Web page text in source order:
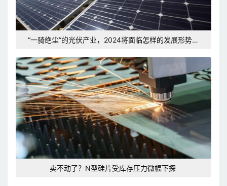
“一骑绝尘”的光伏产业，2024将面临怎样的发展形势和
卖不动了？N型硅片受库存压力微幅下探